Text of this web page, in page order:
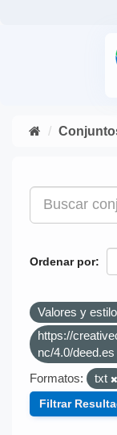
Ordenar por
Valores y
https://
nc/4.0/deed.es
Formatos:
txt
Filtrar